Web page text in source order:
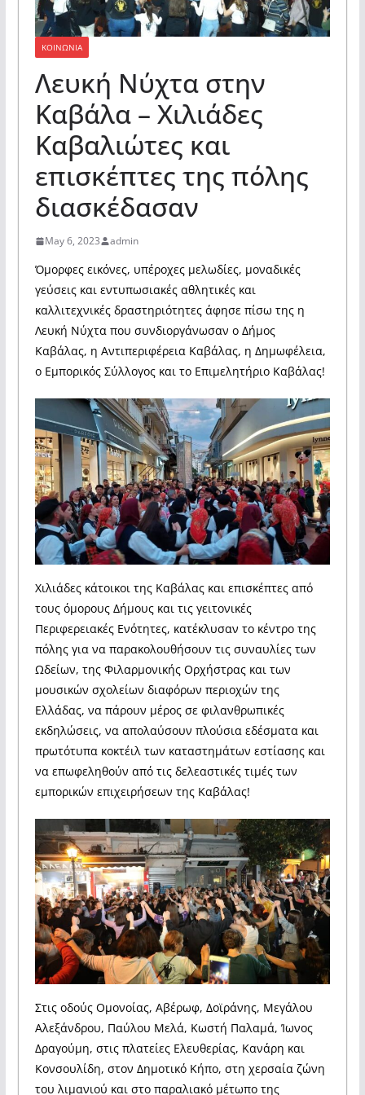
ΚΟΙΝΩΝΙΑ
Λευκή Νύχτα στην
Καβάλα – Χιλιάδες
Καβαλιώτες και
επισκέπτες της πόλης
διασκέδασαν
May 6, 2023 admin
Όμορφες εικόνες, υπέροχες μελωδίες, μοναδικές
γεύσεις και εντυπωσιακές αθλητικές και
καλλιτεχνικές δραστηριότητες άφησε πίσω της η
Λευκή Νύχτα που συνδιοργάνωσαν ο Δήμος
Καβάλας, η Αντιπεριφέρεια Καβάλας, η Δημωφέλεια,
ο Εμπορικός Σύλλογος και το Επιμελητήριο Καβάλας!
Χιλιάδες κάτοικοι της Καβάλας και επισκέπτες από
τους όμορους Δήμους και τις γειτονικές
Περιφερειακές Ενότητες, κατέκλυσαν το κέντρο της
πόλης για να παρακολουθήσουν τις συναυλίες των
Ωδείων, της Φιλαρμονικής Ορχήστρας και των
μουσικών σχολείων διαφόρων περιοχών της
Ελλάδας, να πάρουν μέρος σε φιλανθρωπικές
εκδηλώσεις, να απολαύσουν πλούσια εδέσματα και
πρωτότυπα κοκτέιλ των καταστημάτων εστίασης και
να επωφεληθούν από τις δελεαστικές τιμές των
εμπορικών επιχειρήσεων της Καβάλας!
Στις οδούς Ομονοίας, Αβέρωφ, Δοϊράνης, Μεγάλου
Αλεξάνδρου, Παύλου Μελά, Κωστή Παλαμά, Ίωνος
Δραγούμη, στις πλατείες Ελευθερίας, Κανάρη και
Κονσουλίδη, στον Δημοτικό Κήπο, στη χερσαία ζώνη
του λιμανιού και στο παραλιακό μέτωπο της